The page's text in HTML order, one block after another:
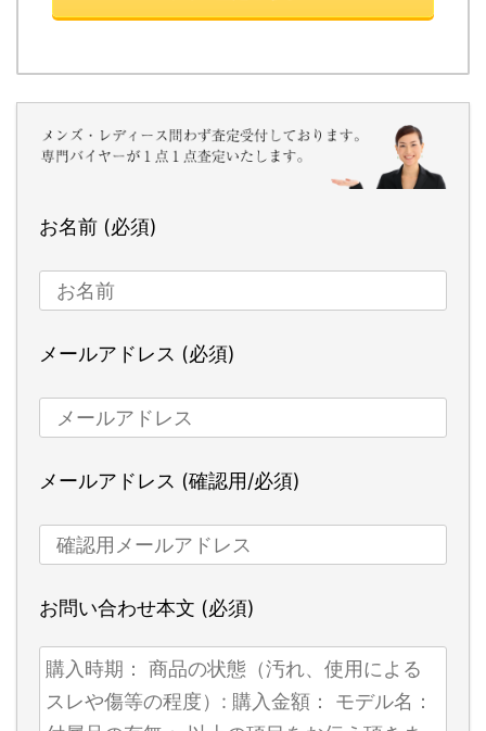
お名前 (必須)
メールアドレス (必須)
メールアドレス (確認用/必須)
お問い合わせ本文 (必須)